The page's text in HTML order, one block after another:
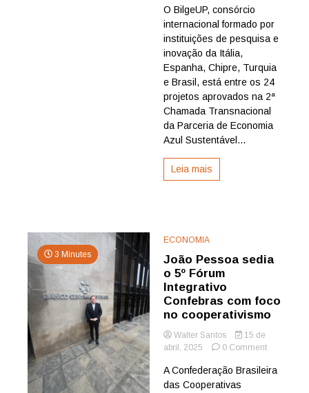
sobre
economia
em
chamada
global;
IATI
O BilgeUP, consórcio
internacional formado por
instituições de pesquisa e
inovação da Itália,
Espanha, Chipre, Turquia
e Brasil, está entre os 24
projetos aprovados na 2ª
Chamada Transnacional
da Parceria de Economia
Azul Sustentável...
Leia mais
3 Minutes
ECONOMIA
João Pessoa sedia
o 5º Fórum
Integrativo
Confebras com foco
no cooperativismo
Walter Santos
15 de
abril, 2025
0 Commenton
Pessoa
A Confederação Brasileira
das Cooperativas